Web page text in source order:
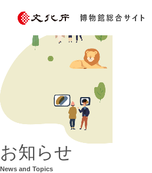
お知らせ
News and Topics